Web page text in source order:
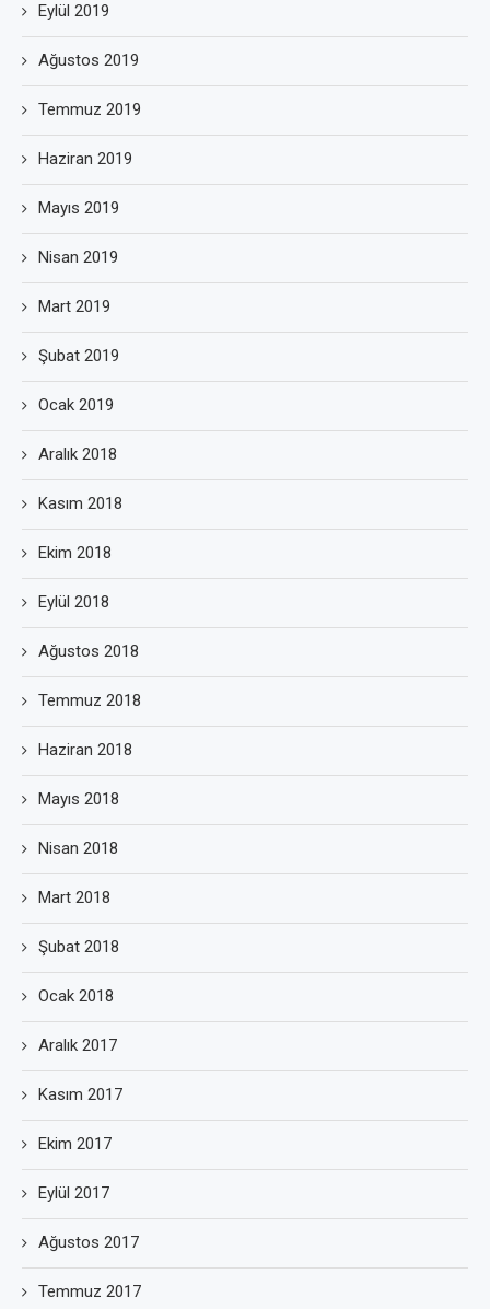
Eylül 2019
Ağustos 2019
Temmuz 2019
Haziran 2019
Mayıs 2019
Nisan 2019
Mart 2019
Şubat 2019
Ocak 2019
Aralık 2018
Kasım 2018
Ekim 2018
Eylül 2018
Ağustos 2018
Temmuz 2018
Haziran 2018
Mayıs 2018
Nisan 2018
Mart 2018
Şubat 2018
Ocak 2018
Aralık 2017
Kasım 2017
Ekim 2017
Eylül 2017
Ağustos 2017
Temmuz 2017